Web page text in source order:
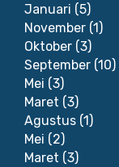
Januari (5)
November (1)
Oktober (3)
September (10)
Mei (3)
Maret (3)
Agustus (1)
Mei (2)
Maret (3)